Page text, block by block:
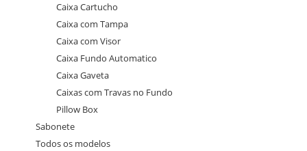
Caixa Cartucho
Caixa com Tampa
Caixa com Visor
Caixa Fundo Automatico
Caixa Gaveta
Caixas com Travas no Fundo
Pillow Box
Sabonete
Todos os modelos